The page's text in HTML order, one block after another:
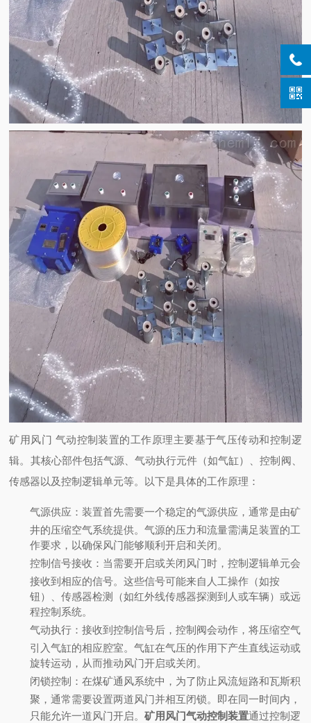
矿用风门 气动控制装置的工作原理主要基于气压传动和控制逻
辑。其核心部件包括气源、气动执行元件（如气缸）、控制阀、
传感器以及控制逻辑单元等。以下是具体的工作原理：
气源供应 ： 装置首先需要一个稳定的气源供应，通常是由矿
井的压缩空气系统提供。气源的压力和流量需满足装置的工
作要求，以确保风门能够顺利开启和关闭。
控制信号接收 ： 当需要开启或关闭风门时，控制逻辑单元会
接收到相应的信号。这些信号可能来自人工操作（如按
钮）、传感器检测（如红外线传感器探测到人或车辆）或远
程控制系统。
气动执行 ：接收到控制信号后，控制阀会动作，将压缩空气
引入气缸的相应腔室。气缸在气压的作用下产生直线运动或
旋转运动，从而推动风门开启或关闭。
闭锁控制 ：在煤矿通风系统中，为了防止风流短路和瓦斯积
聚，通常需要设置两道风门并相互闭锁。即在同一时间内，
只能允许一道风门开启。矿用风门气动控制装置通过控制逻